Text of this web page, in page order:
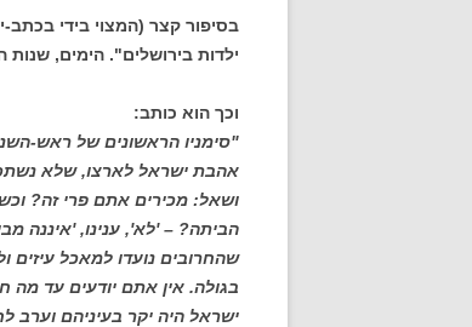
בסיפור קצר (המצוי בידי
ילדות בירושלים". הימים,
וכך הוא כותב:
"סימניו הראשונים של ראש-
אהבת ישראל לארצו, שלא
ושאל: מכירים אתם פרי זה?
הביתה? – 'לא', ענינו, 'איננה
שהחרובים נועדו למאכל עיזים
בגולה. אין אתם יודעים עד
ישראל היה יקר בעיניהם וערב